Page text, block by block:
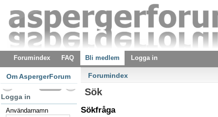
Forumindex FAQ Bli medlem Logga in
Forumindex
Sök
Sökfråga
Om AspergerForum
Logga in
Användarnamn